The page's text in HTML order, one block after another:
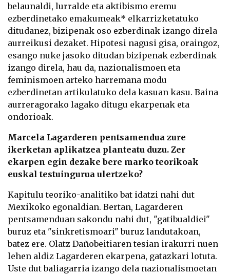
belaunaldi, lurralde eta aktibismo eremu
ezberdinetako emakumeak* elkarrizketatuko
ditudanez, bizipenak oso ezberdinak izango direla
aurreikusi dezaket. Hipotesi nagusi gisa, oraingoz,
esango nuke jasoko ditudan bizipenak ezberdinak
izango direla, hau da, nazionalismoen eta
feminismoen arteko harremana modu
ezberdinetan artikulatuko dela kasuan kasu. Baina
aurreragorako lagako ditugu ekarpenak eta
ondorioak.
Marcela Lagarderen pentsamendua zure
ikerketan aplikatzea planteatu duzu. Zer
ekarpen egin dezake bere marko teorikoak
euskal testuingurua ulertzeko?
Kapitulu teoriko-analitiko bat idatzi nahi dut
Mexikoko egonaldian. Bertan, Lagarderen
pentsamenduan sakondu nahi dut, "gatibualdiei"
buruz eta "sinkretismoari" buruz landutakoan,
batez ere. Olatz Dañobeitiaren tesian irakurri nuen
lehen aldiz Lagarderen ekarpena, gatazkari lotuta.
Uste dut baliagarria izango dela nazionalismoetan